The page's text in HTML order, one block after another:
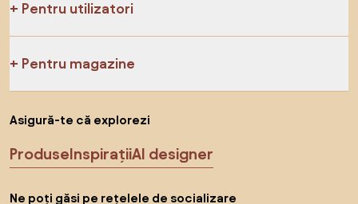
Pentru utilizatori
Pentru magazine
Asigură-te că explorezi
ProduseInspirațiiAI designer
Ne poți găsi pe rețelele de socializare